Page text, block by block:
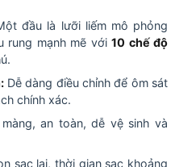
đầu là lưỡi liếm mô phỏng
rung mạnh mẽ với10 chế độ
Dễ dàng điều chỉnh để ôm sát
chính xác.
an toàn, dễ vệ sinh và
sạc lại, thời gian sạc khoảng